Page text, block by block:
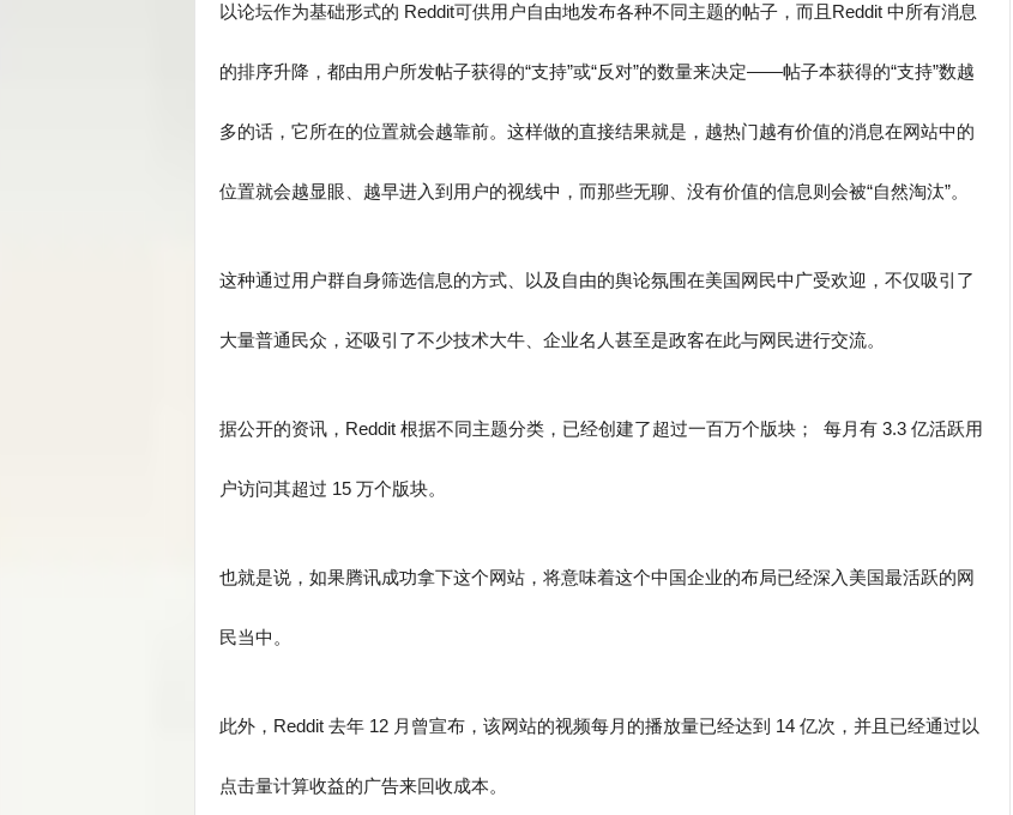
以论坛作为基础形式的 Reddit可供用户自由地发布各种不同主题的帖子，而且Reddit 中所有消息
的排序升降，都由用户所发帖子获得的“支持”或“反对”的数量来决定——帖子本获得的“支持”数越
多的话，它所在的位置就会越靠前。这样做的直接结果就是，越热门越有价值的消息在网站中的
位置就会越显眼、越早进入到用户的视线中，而那些无聊、没有价值的信息则会被“自然淘汰”。
这种通过用户群自身筛选信息的方式、以及自由的舆论氛围在美国网民中广受欢迎，不仅吸引了
大量普通民众，还吸引了不少技术大牛、企业名人甚至是政客在此与网民进行交流。
据公开的资讯，Reddit 根据不同主题分类，已经创建了超过一百万个版块； 每月有 3.3 亿活跃用
户访问其超过 15 万个版块。
也就是说，如果腾讯成功拿下这个网站，将意味着这个中国企业的布局已经深入美国最活跃的网
民当中。
此外，Reddit 去年 12 月曾宣布，该网站的视频每月的播放量已经达到 14 亿次，并且已经通过以
点击量计算收益的广告来回收成本。